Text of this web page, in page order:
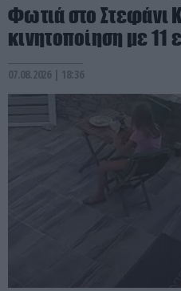
Φωτιά στο Στεφάνι
κινητοποίηση με 11
07.08.2026 | 18:36